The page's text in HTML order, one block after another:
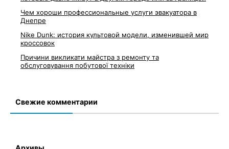
Чем хороши профессиональные услуги эвакуатора в
Днепре
Nike Dunk: история культовой модели, изменившей мир
кроссовок
Причини викликати майстра з ремонту та
обслуговування побутової техніки
Свежие комментарии